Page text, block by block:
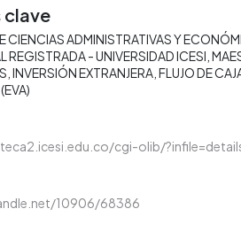
clave
CIENCIAS ADMINISTRATIVAS Y
REGISTRADA - UNIVERSIDAD ICESI
INVERSIÓN EXTRANJERA FLUJO DE
cgi-olib/
10906/68386